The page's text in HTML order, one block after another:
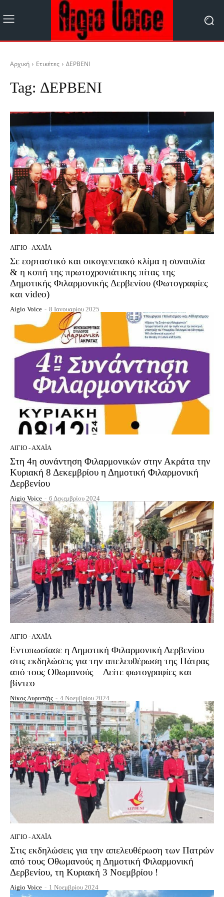
Αρχική Ετικέτες ΔΕΡΒΕΝΙ
Tag: ΔΕΡΒΕΝΙ
ΑΊΓΙΟ - ΑΧΑΪ́Α
Σε εορταστικό και οικογενειακό κλίμα η συναυλία
& η κοπή της πρωτοχρονιάτικης πίτας της
Δημοτικής Φιλαρμονικής Δερβενίου (Φωτογραφίες
και video)
Aigio Voice - 8 Ιανουαρίου 2025
ΑΊΓΙΟ - ΑΧΑΪ́Α
Στη 4η συνάντηση Φιλαρμονικών στην Ακράτα την
Κυριακή 8 Δεκεμβρίου η Δημοτική Φιλαρμονική
Δερβενίου
Aigio Voice - 6 Δεκεμβρίου 2024
ΑΊΓΙΟ - ΑΧΑΪ́Α
Εντυπωσίασε η Δημοτική Φιλαρμονική Δερβενίου
στις εκδηλώσεις για την απελευθέρωση της Πάτρας
από τους Οθωμανούς – Δείτε φωτογραφίες και
βίντεο
Νίκος Λυριντζής - 4 Νοεμβρίου 2024
ΑΊΓΙΟ - ΑΧΑΪ́Α
Στις εκδηλώσεις για την απελευθέρωση των Πατρών
από τους Οθωμανούς η Δημοτική Φιλαρμονική
Δερβενίου, τη Κυριακή 3 Νοεμβρίου !
Aigio Voice - 1 Νοεμβρίου 2024